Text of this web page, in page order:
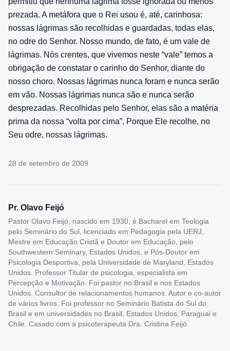
prezada. A metáfora que o Rei usou é, até, carinhosa:
nossas lágrimas são recolhidas e guardadas, todas elas,
no odre do Senhor. Nosso mundo, de fato, é um vale de
lágrimas. Nós crentes, que vivemos neste “vale” temos a
obrigação de constatar o carinho do Senhor, diante do
nosso choro. Nossas lágrimas nunca foram e nunca serão
em vão. Nossas lágrimas nunca são e nunca serão
desprezadas. Recolhidas pelo Senhor, elas são a matéria
prima da nossa “volta por cima”. Porque Ele recolhe, no
Seu odre, nossas lágrimas.
28 de setembro de 2009
Pr. Olavo Feijó
Pastor Olavo Feijó, nascido em 1930, é Bacharel em Teologia
pelo Seminário do Sul, licenciado em Pedagogia pela UERJ,
Mestre em Educação Cristã e Doutor em Educação, pelo
Southwestern Seminary, Estados Unidos, e Pós-Doutor em
Psicologia Desportiva, pela Universidade de Maryland, Estados
Unidos. Professor Titular de psicologia, especialista em
Percepção e Motivação. Foi pastor no Brasil e nos Estados
Unidos. Consultor de relacionamentos humanos. Autor e co-autor
de vários livros. Foi professor no Seminário Batista do Sul do
Brasil e em universidades no Brasil, Estados Unidos, Paraguai e
Chile. Casado com a psicoterapeuta Dra. Cristina Feijó.